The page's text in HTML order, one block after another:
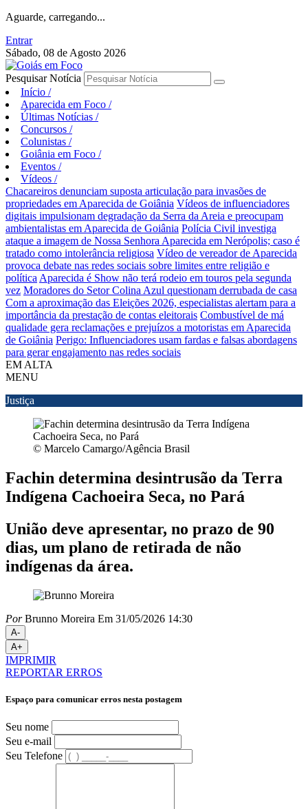
Aguarde, carregando...
Entrar
Sábado, 08 de Agosto 2026
Pesquisar Notícia
Início /
Aparecida em Foco /
Últimas Notícias /
Concursos /
Colunistas /
Goiânia em Foco /
Eventos /
Vídeos /
Chacareiros denunciam suposta articulação para invasões de
propriedades em Aparecida de Goiânia Vídeos de influenciadores
digitais impulsionam degradação da Serra da Areia e preocupam
ambientalistas em Aparecida de Goiânia Polícia Civil investiga
ataque a imagem de Nossa Senhora Aparecida em Nerópolis; caso é
tratado como intolerância religiosa Vídeo de vereador de Aparecida
provoca debate nas redes sociais sobre limites entre religião e
política Aparecida é Show não terá rodeio em touros pela segunda
vez Moradores do Setor Colina Azul questionam derrubada de casa
Com a aproximação das Eleições 2026, especialistas alertam para a
importância da prestação de contas eleitorais Combustível de má
qualidade gera reclamações e prejuízos a motoristas em Aparecida
de Goiânia Perigo: Influenciadores usam fardas e falsas abordagens
para gerar engajamento nas redes sociais
EM ALTA
MENU
Justiça
© Marcelo Camargo/Agência Brasil
Fachin determina desintrusão da Terra
Indígena Cachoeira Seca, no Pará
União deve apresentar, no prazo de 90
dias, um plano de retirada de não
indígenas da área.
PorBrunno Moreira Em 31/05/2026 14:30
A-
A+
IMPRIMIR
REPORTAR ERROS
Espaço para comunicar erros nesta postagem
Seu nome
Seu e-mail
Seu Telefone